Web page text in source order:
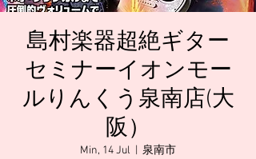
島村楽器超絶ギター
セミナーイオンモー
ルりんくう泉南店(大
阪）
Min, 14 Jul 泉南市